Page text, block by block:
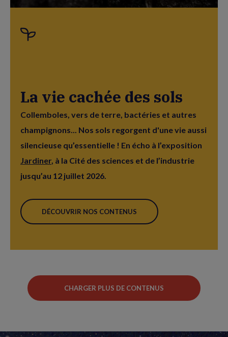
La vie cachée des sols
Collemboles, vers de terre, bactéries et autres
champignons... Nos sols regorgent d'une vie aussi
silencieuse qu’essentielle ! En écho à l’exposition
Jardiner, à la Cité des sciences et de l’industrie
jusqu’au 12 juillet 2026.
DÉCOUVRIR NOS CONTENUS
CHARGER PLUS DE CONTENUS